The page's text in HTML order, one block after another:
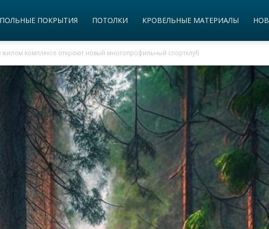
ПОКРЫТИЯ ПОТОЛКИ КРОВЕЛЬНЫЕ МАТЕРИАЛЫ
жилом комплексе откроют новый многопрофильный спортклуб